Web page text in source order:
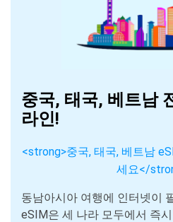
중국, 태국, 베트남
라인!
<strong>중국, 태국, 베트남
세요</
동남아시아 여행에 인터넷이
eSIM은 세 나라 모두에서 즉